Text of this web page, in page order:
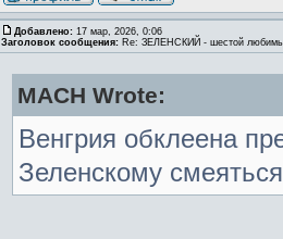
Добавлено: 17 мар, 2026, 0:06
Заголовок сообщения: Re: ЗЕЛЕНСКИЙ - шестой
MACH Wrote:
Венгрия обклеена
Зеленскому